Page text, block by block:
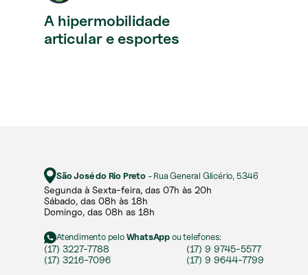
A hipermobilidade
articular e esportes
São José do Rio Preto- Rua General Glicério, 5346
Segunda à Sexta-feira, das 07h às 20h​​
Sábado, das 08h às 18h ​
Domingo, das 08h as 18h
Atendimento peloWhatsAppou telefones:
(17) 3227-7788
(17) 3216-7096
(17) 9 9745-5577
(17) 9 9644-7799